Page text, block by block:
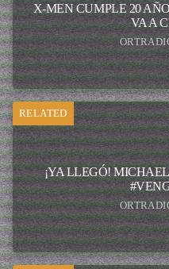
X-MEN CUMPLE 20
VA A
RELATED
¡YA LLEGÓ!